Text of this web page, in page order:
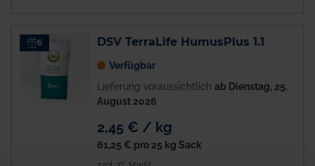
6 DSV TerraLife HumusPlus 1.1
Verfügbar
Lieferung voraussichtlich ab Dienstag, 25.
August 2026
2,45 € / kg
61,25 € pro 25 kg Sack